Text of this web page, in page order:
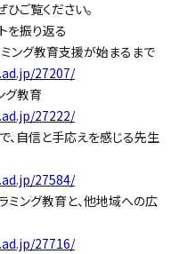
ひご覧ください。
を振り返る
ング教育支援が始まるまで
27207/
グ教育
27222/
、自信と手応えを感じる先生
27584/
ミング教育と、他地域への広
27716/